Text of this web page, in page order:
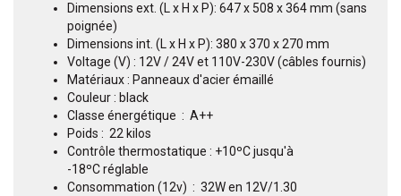
Dimensions ext. (L x H x P): 647 x 508 x 364 mm (sans
poignée)
Dimensions int. (L x H x P): 380 x 370 x 270 mm
Voltage (V) : 12V / 24V et 110V-230V (câbles fournis)
Matériaux : Panneaux d'acier émaillé
Couleur : black
Classe énergétique : A++
Poids : 22 kilos
Contrôle thermostatique : +10ºC jusqu'à
-18ºC réglable
Consommation (12v) : 32W en 12V/1.30